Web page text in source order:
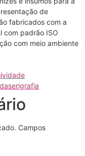
de
fabricados com a
com padrão ISO
com meio ambiente
serigrafia
Campos